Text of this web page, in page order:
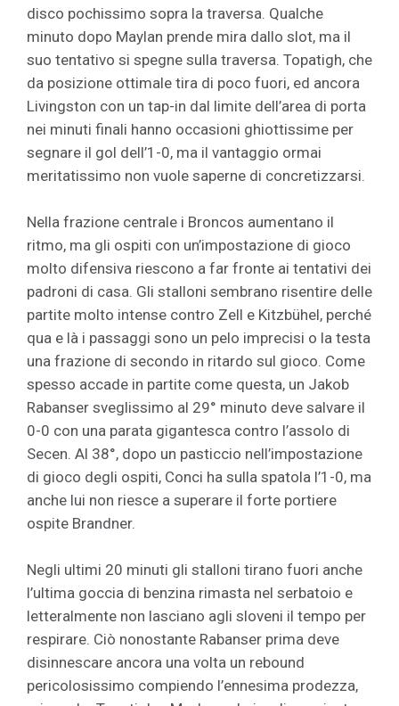
disco pochissimo sopra la traversa. Qualche
minuto dopo Maylan prende mira dallo slot, ma il
suo tentativo si spegne sulla traversa. Topatigh, che
da posizione ottimale tira di poco fuori, ed ancora
Livingston con un tap-in dal limite dell’area di porta
nei minuti finali hanno occasioni ghiottissime per
segnare il gol dell’1-0, ma il vantaggio ormai
meritatissimo non vuole saperne di concretizzarsi.
Nella frazione centrale i Broncos aumentano il
ritmo, ma gli ospiti con un’impostazione di gioco
molto difensiva riescono a far fronte ai tentativi dei
padroni di casa. Gli stalloni sembrano risentire delle
partite molto intense contro Zell e Kitzbühel, perché
qua e là i passaggi sono un pelo imprecisi o la testa
una frazione di secondo in ritardo sul gioco. Come
spesso accade in partite come questa, un Jakob
Rabanser sveglissimo al 29° minuto deve salvare il
0-0 con una parata gigantesca contro l’assolo di
Secen. Al 38°, dopo un pasticcio nell’impostazione
di gioco degli ospiti, Conci ha sulla spatola l’1-0, ma
anche lui non riesce a superare il forte portiere
ospite Brandner.
Negli ultimi 20 minuti gli stalloni tirano fuori anche
l’ultima goccia di benzina rimasta nel serbatoio e
letteralmente non lasciano agli sloveni il tempo per
respirare. Ciò nonostante Rabanser prima deve
disinnescare ancora una volta un rebound
pericolosissimo compiendo l’ennesima prodezza,